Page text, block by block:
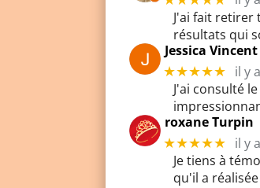
J'ai fait retirer
résultats qui
Jessica Vincent
★★★★★
il y
J'ai consulté
roxane Turpin
★★★★★
il y
Je tiens à
qu'il a